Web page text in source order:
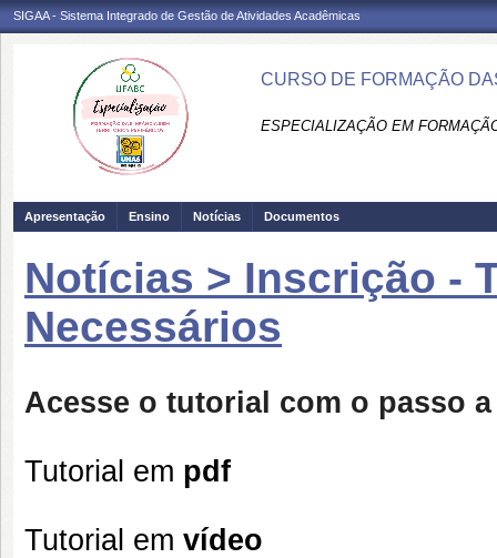
SIGAA - Sistema Integrado de Gestão de Atividades Acadêmicas
CURSO DE FORMAÇÃO
ESPECIALIZAÇÃO EM
Apresentação Ensino Notícias Documentos
Notícias > Inscrição -
Necessários
Acesse o tutorial com o passo
Tutorial em pdf
Tutorial em vídeo